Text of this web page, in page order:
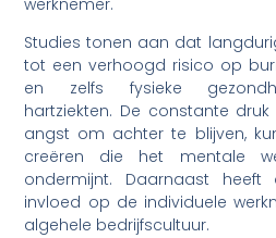
Studies tonen aan dat
tot een verhoogd risico op
en zelfs fysieke
hartziekten. De constante
angst om achter te blijven,
creëren die het mentale
ondermijnt. Daarnaast heeft
invloed op de individuele
algehele bedrijfscultuur.